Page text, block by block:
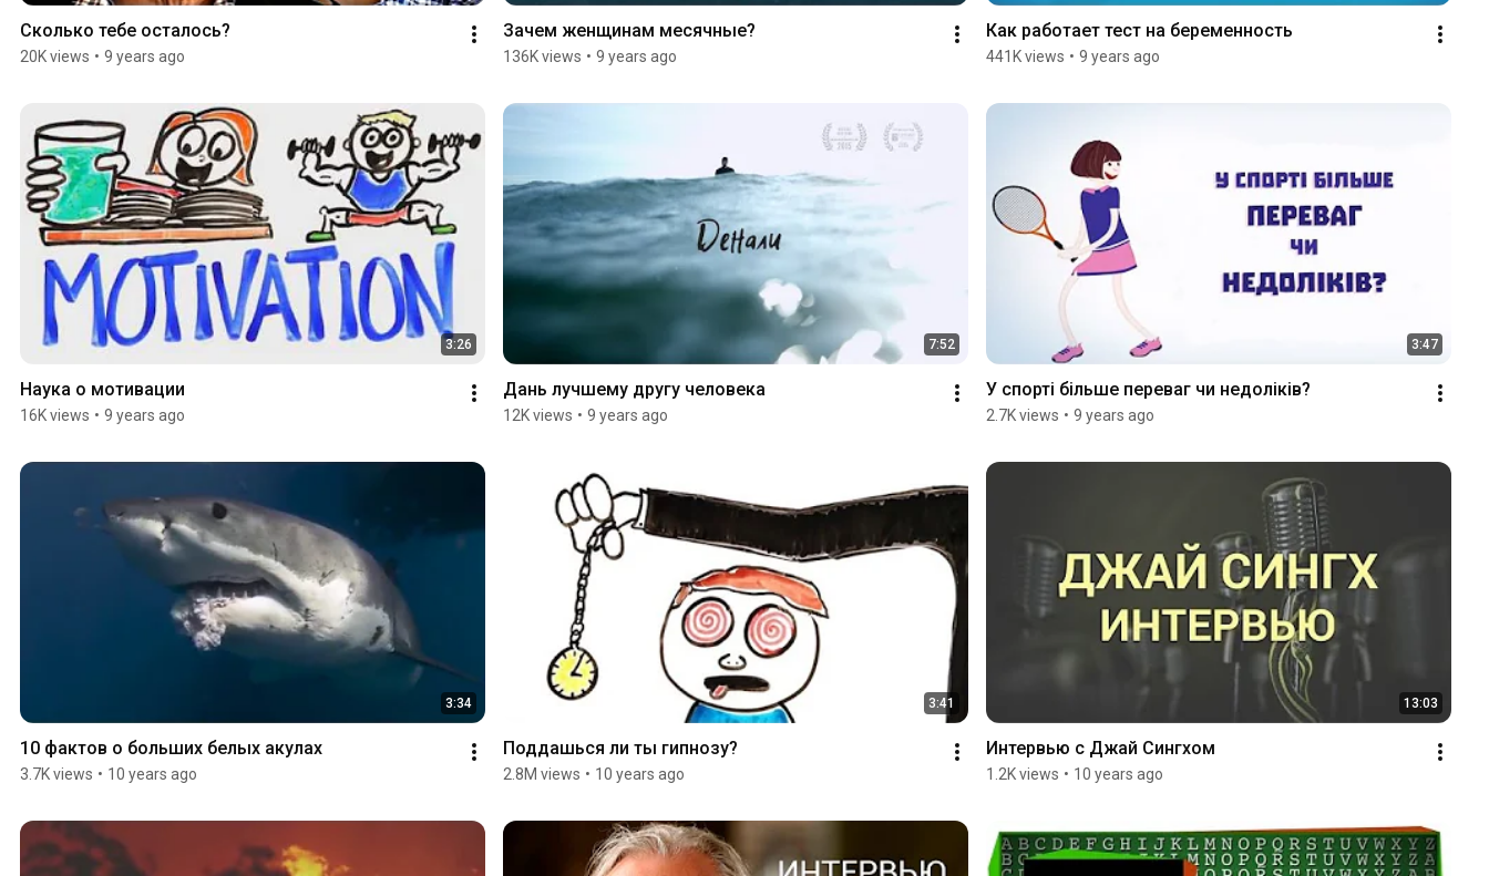
Сколько тебе осталось?
20K views • 9 years ago
Зачем женщинам месячные?
136K views • 9 years ago
Как работает тест на беременность
441K views • 9 years ago
3:26
Наука о мотивации
16K views • 9 years ago
7:52
Дань лучшему другу человека
12K views • 9 years ago
3:47
У спорті більше переваг чи недоліків?
2.7K views • 9 years ago
3:34
10 фактов о больших белых акулах
3.7K views • 10 years ago
3:41
Поддашься ли ты гипнозу?
2.8M views • 10 years ago
13:03
Интервью с Джай Сингхом
1.2K views • 10 years ago